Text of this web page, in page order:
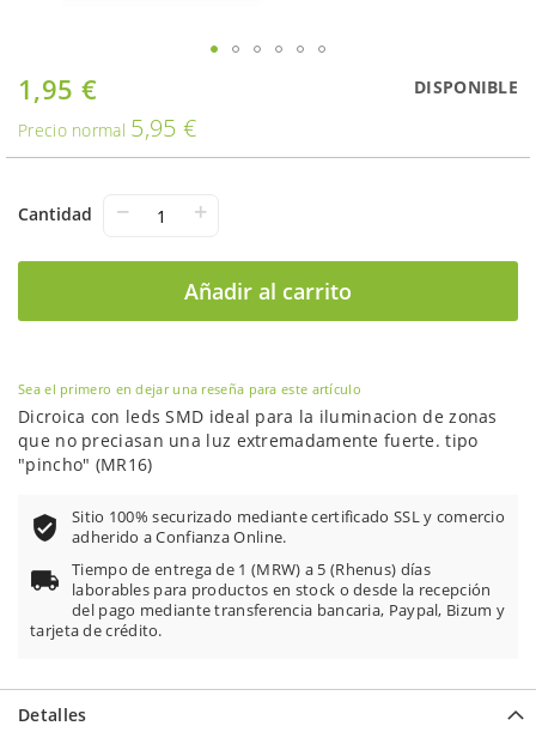
Oferta
1,95 €
Precio normal 5,95 €
DISPONIBLE
Cantidad − +
Añadir al carrito
Saltar
al
comienzo
de
Sea el primero en dejar una reseña para este artículo
Dicroica con leds SMD ideal para la iluminacion de zonas
que no preciasan una luz extremadamente fuerte. tipo
"pincho" (MR16)
Sitio 100% securizado mediante certificado SSL y comercio
adherido a Confianza Online.
Tiempo de entrega de 1 (MRW) a 5 (Rhenus) días
laborables para productos en stock o desde la recepción
del pago mediante transferencia bancaria, Paypal, Bizum y
tarjeta de crédito.
Detalles